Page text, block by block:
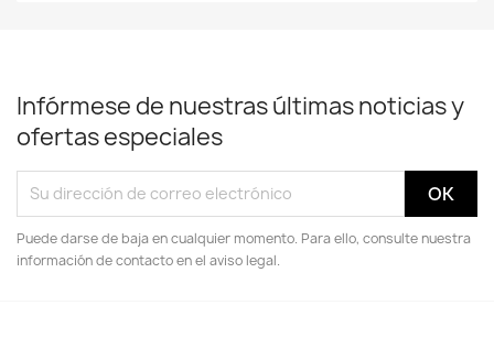
Infórmese de nuestras últimas noticias y
ofertas especiales
Puede darse de baja en cualquier momento. Para ello, consulte nuestra
información de contacto en el aviso legal.